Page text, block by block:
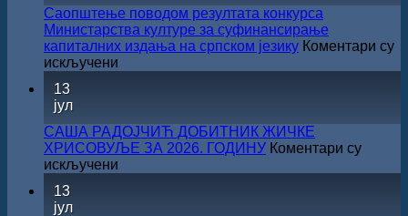
Саопштење поводом резултата конкурса
Министарства културе за суфинансирање
капиталних издања на српском језику Коментари су
искључени
конкурса
Министарства
културе
за
13
јул
САША РАДОЈЧИЋ ДОБИТНИК ЖИЧКЕ
ХРИСОВУЉЕ ЗА 2026. ГОДИНУ Коментари су
искључени
13
јул